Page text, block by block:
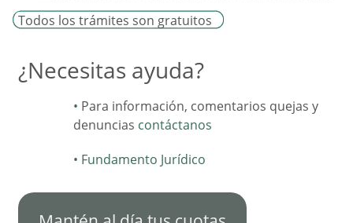
Todos los trámites son gratuitos
¿Necesitas ayuda?
Para información, comentarios quejas y
denuncias contáctanos
Fundamento Jurídico